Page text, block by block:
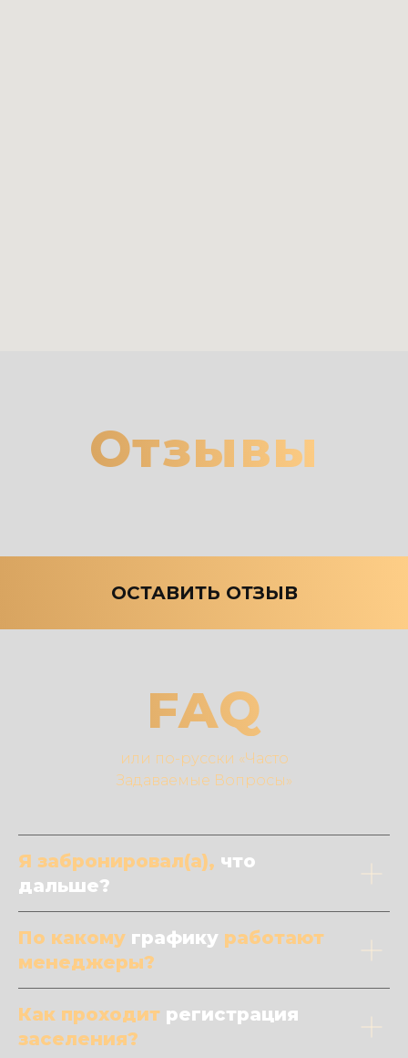
Отзывы
ОСТАВИТЬ ОТЗЫВ
FAQ
или по-русски «Часто
Задаваемые Вопросы»
Я забронировал(а), что
дальше?
По какому графику работают
менеджеры?
Как проходит регистрация
заселения?